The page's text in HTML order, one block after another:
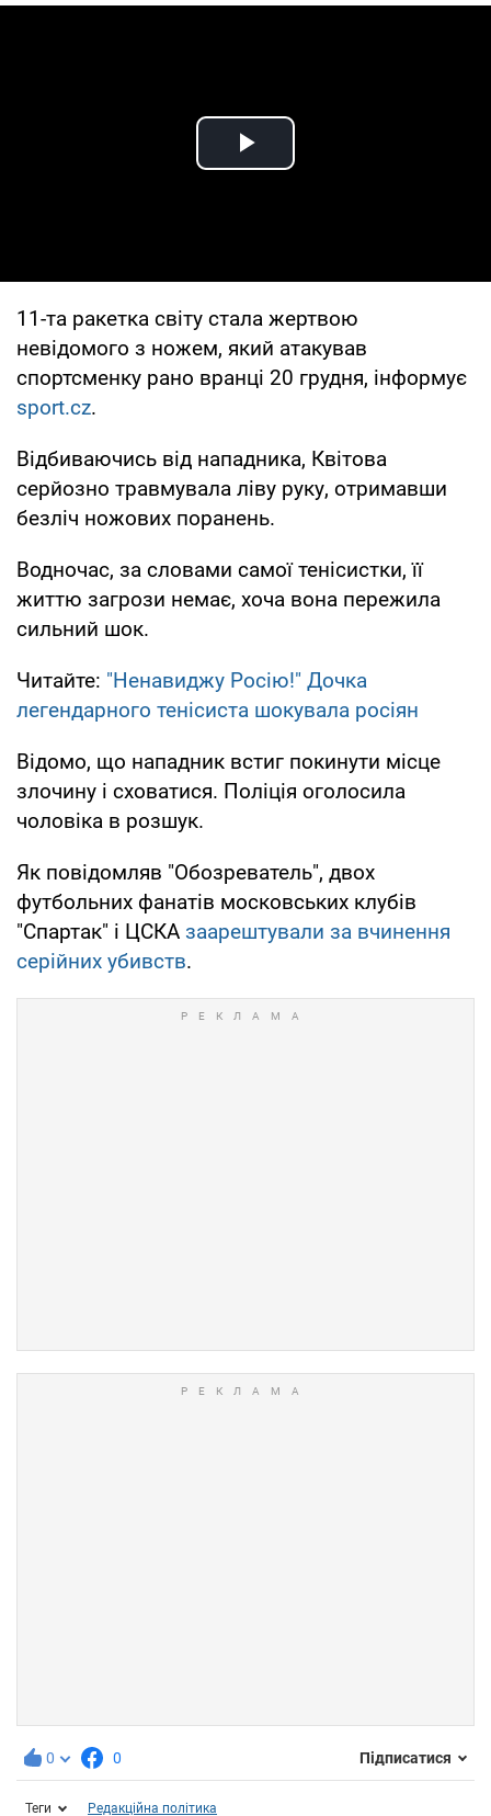
Play Video
11-та ракетка світу стала жертвою
невідомого з ножем, який атакував
спортсменку рано вранці 20 грудня, інформує
sport.cz.
Відбиваючись від нападника, Квітова
серйозно травмувала ліву руку, отримавши
безліч ножових поранень.
Водночас, за словами самої тенісистки, її
життю загрози немає, хоча вона пережила
сильний шок.
Читайте: "Ненавиджу Росію!" Дочка
легендарного тенісиста шокувала росіян
Відомо, що нападник встиг покинути місце
злочину і сховатися. Поліція оголосила
чоловіка в розшук.
Як повідомляв "Обозреватель", двох
футбольних фанатів московських клубів
"Спартак" і ЦСКА заарештували за вчинення
серійних убивств.
0 0 Підписатися
Теги Редакційна політика